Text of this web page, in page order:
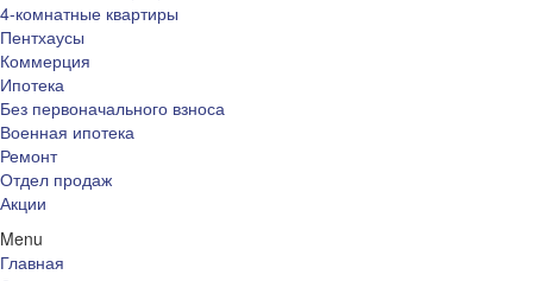
4-комнатные квартиры
Пентхаусы
Коммерция
Ипотека
Без первоначального взноса
Военная ипотека
Ремонт
Отдел продаж
Акции
Menu
Главная